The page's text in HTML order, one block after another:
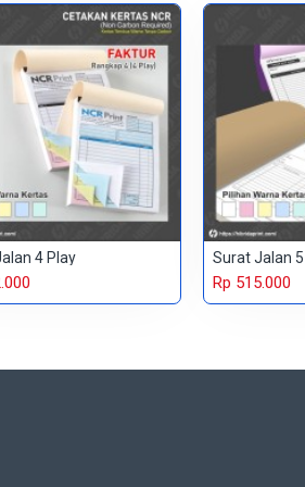
4 Play Surat Jalan
Rp 515.000